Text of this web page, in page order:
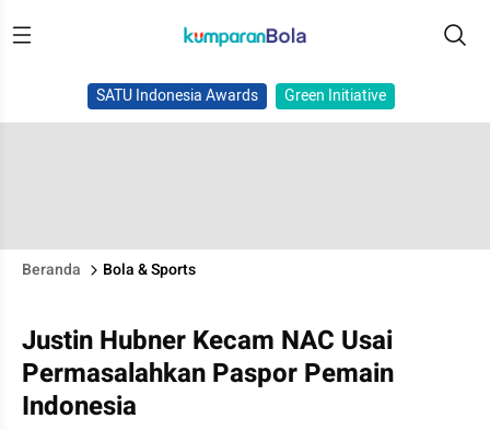
SATU Indonesia Awards Green Initiative
Beranda Bola & Sports
Justin Hubner Kecam NAC Usai
Permasalahkan Paspor Pemain
Indonesia